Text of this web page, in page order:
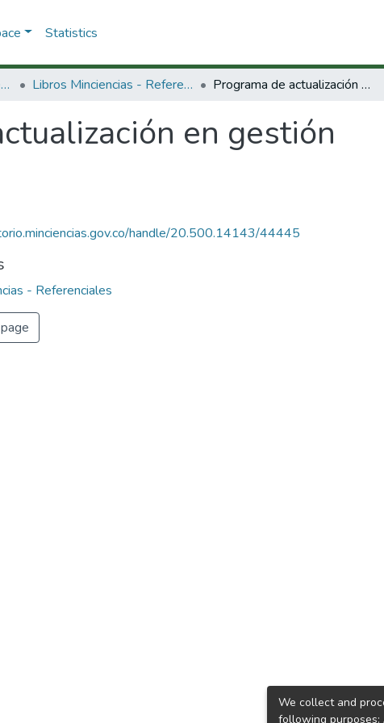
Statistics
3.2.2. Publicaciones Minciencias Libros Minciencias - Referenciales Programa de actualización en gestión administrativa.
en gestión
handle/20.500.14143/44445
- Referenciales
We collect and
following purposes: